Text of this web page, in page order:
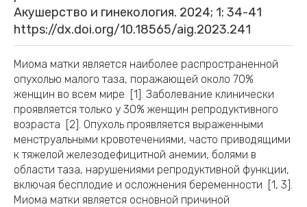
Акушерство и гинекология. 2024; 1: 34-41
https://dx.doi.org/10.18565/aig.2023.241
Миома матки является наиболее распространенной
опухолью малого таза, поражающей около 70%
женщин во всем мире [1]. Заболевание клинически
проявляется только у 30% женщин репродуктивного
возраста [2]. Опухоль проявляется выраженными
менструальными кровотечениями, часто приводящими
к тяжелой железодефицитной анемии, болями в
области таза, нарушениями репродуктивной функции,
включая бесплодие и осложнения беременности [1, 3].
Миома матки является основной причиной